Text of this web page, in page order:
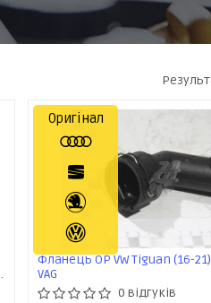
Фланець ОР VW Tiguan (16-21)
VAG
0 відгуків
Оригінал